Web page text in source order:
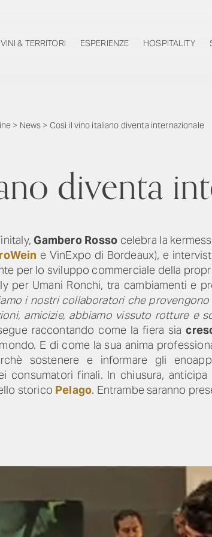
VINI & TERRITORI ESPERIENZE HOSPITALITY
> News > Così il vino italiano diventa internazionale
diventa
Gambero Rosso celebra la
e VinExpo di Bordeaux), e
per lo sviluppo commerciale della
per Umani Ronchi, tra cambiamenti e
i nostri collaboratori che
amicizie, abbiamo vissuto rotture e
raccontando come la fiera sia
E di come la sua anima
sostenere e informare gli
finali. In chiusura,
storico Pelago. Entrambe saranno